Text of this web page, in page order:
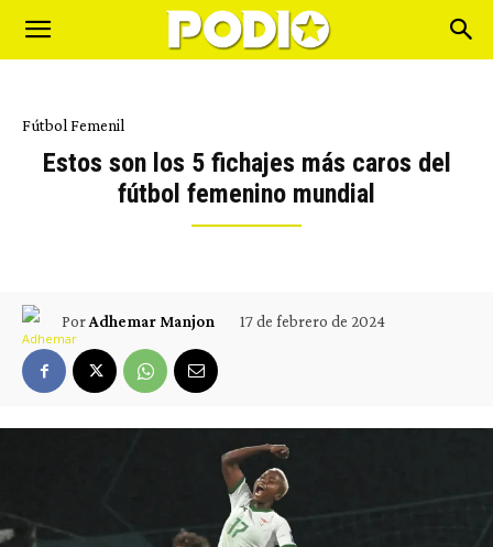
Fútbol Femenil
Estos son los 5 fichajes más caros del
fútbol femenino mundial
PorAdhemar Manjon 17 de febrero de 2024